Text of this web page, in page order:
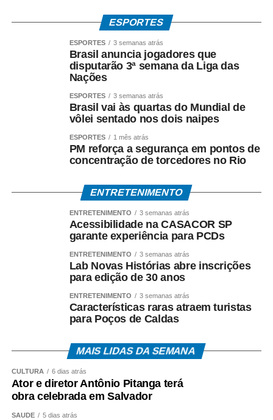
previstas no calendário regular.
A vacina só é contraindicada para gestantes, crianças
menores de 6 meses, pessoas com imunossupressão
grave ou com histórico de reação alérgica grave a algum
dos componentes.
Fonte: EBC Saúde
COMENTE ABAIXO:
WhatsApp
Facebook
Twitter
Messenger
LinkedIn
Share
ESPORTES
ESPORTES 3 semanas atrás
Brasil anuncia jogadores que
disputarão 3ª semana da Liga das
Nações
ESPORTES 3 semanas atrás
Brasil vai às quartas do Mundial de
vôlei sentado nos dois naipes
ESPORTES 1 mês atrás
PM reforça a segurança em pontos de
concentração de torcedores no Rio
ENTRETENIMENTO
ENTRETENIMENTO 3 semanas atrás
Acessibilidade na CASACOR SP
garante experiência para PCDs
ENTRETENIMENTO 3 semanas atrás
Lab Novas Histórias abre inscrições
para edição de 30 anos
ENTRETENIMENTO 3 semanas atrás
Características raras atraem turistas
para Poços de Caldas
MAIS LIDAS DA SEMANA
CULTURA 6 dias atrás
Ator e diretor Antônio Pitanga terá
obra celebrada em Salvador
SAÚDE 5 dias atrás